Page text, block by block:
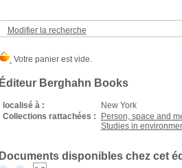
Modifier la recherche
Éditeur Berghahn Books
localisé à :
New York
Collections rattachées :
Person, space and
Studies in
Documents disponibles chez cet